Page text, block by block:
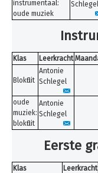
instrumentaal:
oude muziek
Schlegel
Klas Leerkracht
Blokfluit
Antonie
Schlegel
oude
muziek:
blokfluit
Antonie
Schlegel
Eerste
Klas Leerkracht